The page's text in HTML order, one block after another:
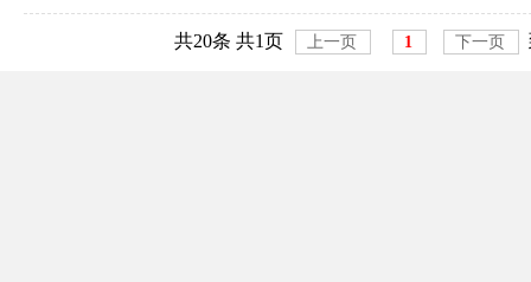
共20条 共1页 上一页 1 下一页